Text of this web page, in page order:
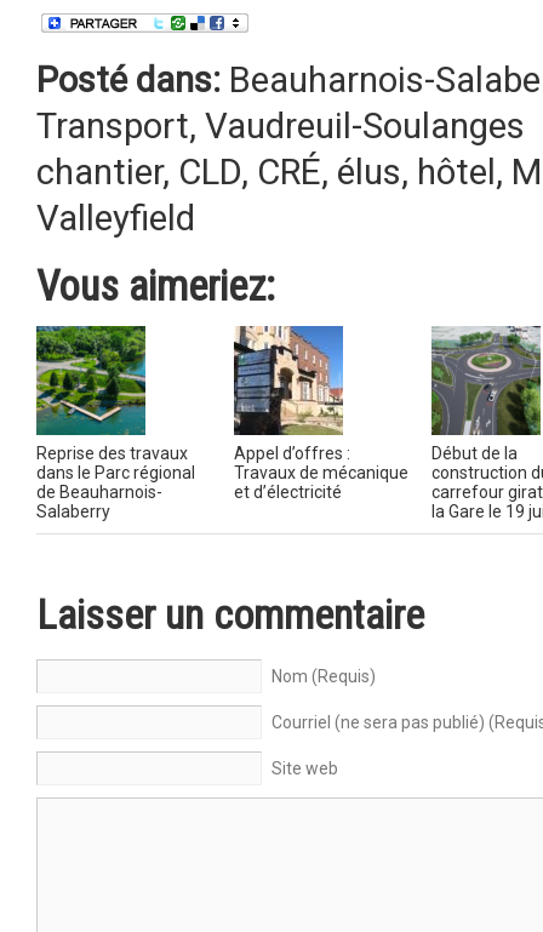
Posté dans: Beauharnois-
Transport, Vaudreuil-Soulanges
chantier, CLD, CRÉ, élus, hôtel ,
Valleyfield
Vous aimeriez:
Reprise des travaux
dans le Parc régional
de Beauharnois-
Salaberry
Appel d’offres :
Travaux de mécanique
et d’électricité
Début de la
construction
carrefour
la Gare le 19
Laisser un commentaire
Nom (Requis)
Courriel (ne sera pas publié)
Site web